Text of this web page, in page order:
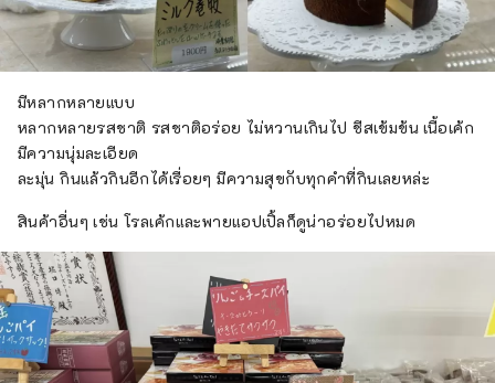
มีหลากหลายแบบ
หลากหลายรสชาติ รสชาติอร่อย ไม่หวานเกินไป ชีสเข้มข้น เนื้อเค้ก
มีความนุ่มละเอียด
ละมุ่น กินแล้วกินอีกได้เรื่อยๆ มีความสุขกับทุกคำที่กินเลยหล่ะ
สินค้าอื่นๆ เช่น โรลเค้กและพายแอปเปิ้ลก็ดูน่าอร่อยไปหมด